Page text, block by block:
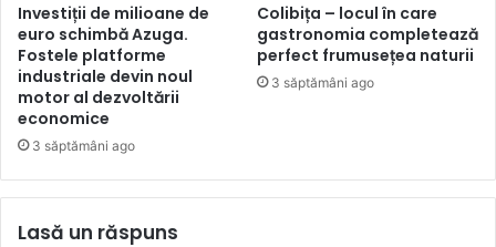
Investiții de milioane de
euro schimbă Azuga.
Fostele platforme
industriale devin noul
motor al dezvoltării
economice
3 săptămâni ago
Colibița – locul în care
gastronomia completează
perfect frumusețea naturii
3 săptămâni ago
Lasă un răspuns